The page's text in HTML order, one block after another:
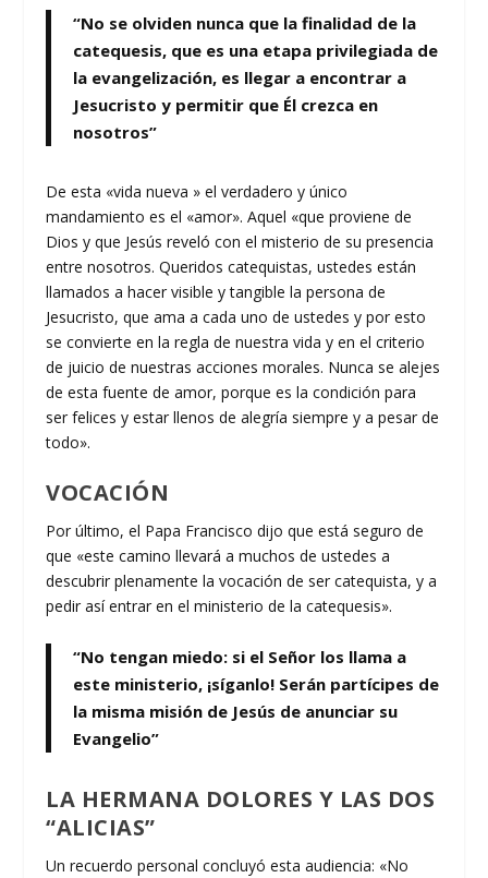
“No se olviden nunca que la finalidad de la
catequesis, que es una etapa privilegiada de
la evangelización, es llegar a encontrar a
Jesucristo y permitir que Él crezca en
nosotros”
De esta «vida nueva » el verdadero y único
mandamiento es el «amor». Aquel «que proviene de
Dios y que Jesús reveló con el misterio de su presencia
entre nosotros. Queridos catequistas, ustedes están
llamados a hacer visible y tangible la persona de
Jesucristo, que ama a cada uno de ustedes y por esto
se convierte en la regla de nuestra vida y en el criterio
de juicio de nuestras acciones morales. Nunca se alejes
de esta fuente de amor, porque es la condición para
ser felices y estar llenos de alegría siempre y a pesar de
todo».
VOCACIÓN
Por último, el Papa Francisco dijo que está seguro de
que «este camino llevará a muchos de ustedes a
descubrir plenamente la vocación de ser catequista, y a
pedir así entrar en el ministerio de la catequesis».
“No tengan miedo: si el Señor los llama a
este ministerio, ¡síganlo! Serán partícipes de
la misma misión de Jesús de anunciar su
Evangelio”
LA HERMANA DOLORES Y LAS DOS
“ALICIAS”
Un recuerdo personal concluyó esta audiencia: «No